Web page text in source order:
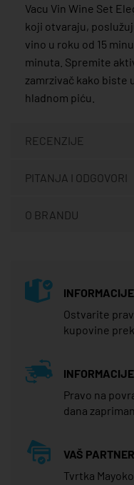
Vacu Vin Wine Set
koji otvaraju,
vino u roku od 15
minuta. Spremite
zamrzivač kako biste
hladnom piću.
RECENZIJE
PITANJA I ODGOVORI
O BRANDU
Ostvarite
kupovine
Pravo na
dana
VAŠ
Tvrtka